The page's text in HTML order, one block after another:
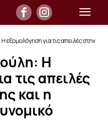
εξομολόγηση για τις απειλές στην
Η
τις απειλές
και η